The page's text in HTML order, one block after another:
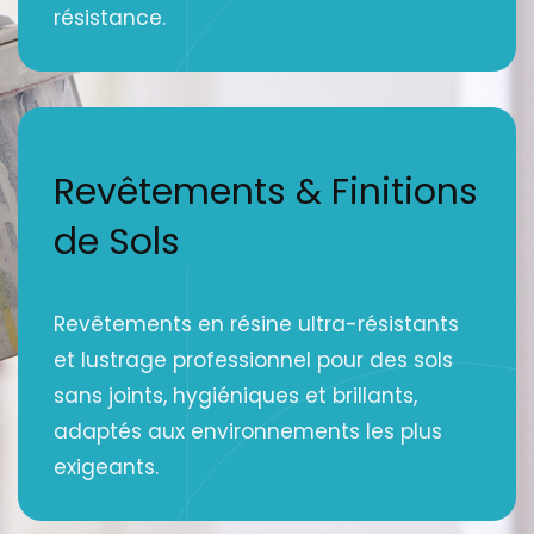
résistance.
Revêtements & Finitions
de Sols
Revêtements en résine ultra-résistants
et lustrage professionnel pour des sols
sans joints, hygiéniques et brillants,
adaptés aux environnements les plus
exigeants.